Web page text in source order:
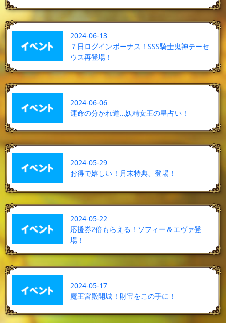
2024-06-13
７日ログインボーナス！SSS騎士鬼神テーセ
ウス再登場！
2024-06-06
運命の分かれ道…妖精女王の星占い！
2024-05-29
お得で嬉しい！月末特典、登場！
2024-05-22
応援券2倍もらえる！ソフィー＆エヴァ登
場！
2024-05-17
魔王宮殿開城！財宝をこの手に！